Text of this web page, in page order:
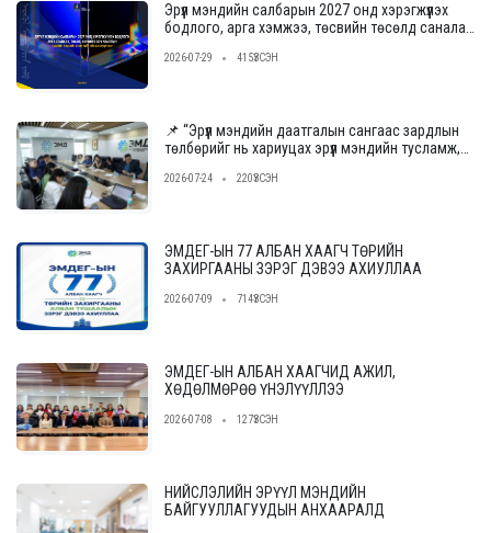
Эрүүл мэндийн салбарын 2027 онд хэрэгжүүлэх
бодлого, арга хэмжээ, төсвийн төсөлд саналаа
2026-07-29 415ҮЗСЭН
📌 “Эрүүл мэндийн даатгалын сангаас зардлын
төлбөрийг нь хариуцах эрүүл мэндийн тусламж,
шалгаруулах журам”-ын төслийн ээлжит
2026-07-24 220ҮЗСЭН
ЭМДЕГ-ЫН 77 АЛБАН ХААГЧ ТӨРИЙН
ЗАХИРГААНЫ ЗЭРЭГ ДЭВЭЭ АХИУЛЛАА
2026-07-09 714ҮЗСЭН
ЭМДЕГ-ЫН АЛБАН ХААГЧИД АЖИЛ,
ХӨДӨЛМӨРӨӨ ҮНЭЛҮҮЛЛЭЭ
2026-07-08 127ҮЗСЭН
НИЙСЛЭЛИЙН ЭРҮҮЛ МЭНДИЙН
БАЙГУУЛЛАГУУДЫН АНХААРАЛД